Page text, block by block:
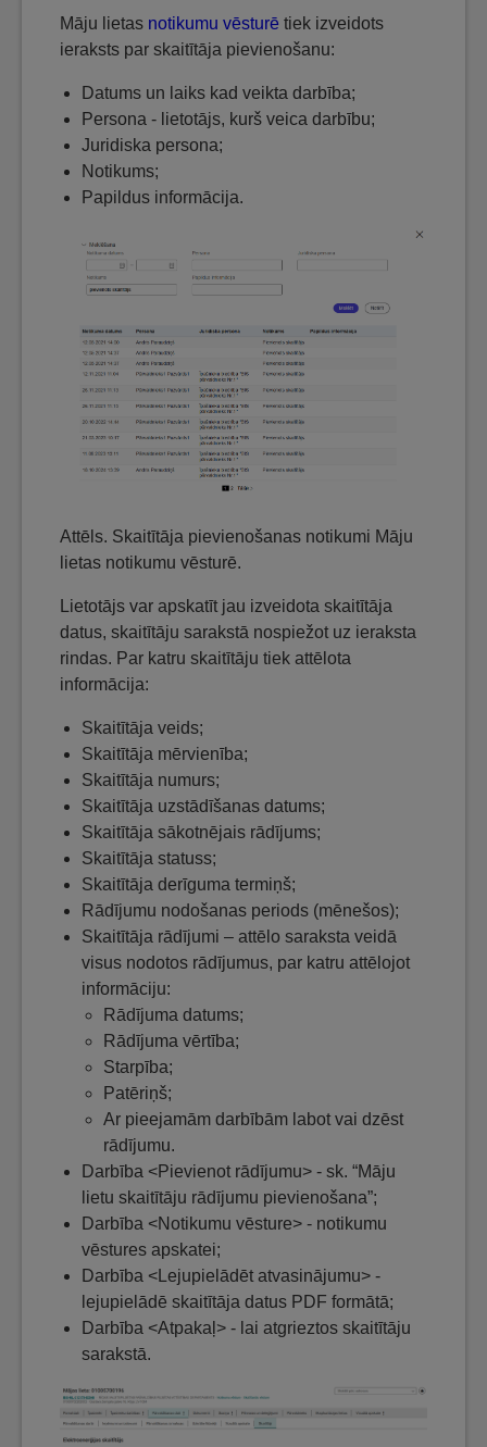
Māju lietas notikumu vēsturē tiek izveidots
ieraksts par skaitītāja pievienošanu:
Datums un laiks kad veikta darbība;
Persona - lietotājs, kurš veica darbību;
Juridiska persona;
Notikums;
Papildus informācija.
Attēls. Skaitītāja pievienošanas notikumi Māju
lietas notikumu vēsturē.
Lietotājs var apskatīt jau izveidota skaitītāja
datus, skaitītāju sarakstā nospiežot uz ieraksta
rindas. Par katru skaitītāju tiek attēlota
informācija:
Skaitītāja veids;
Skaitītāja mērvienība;
Skaitītāja numurs;
Skaitītāja uzstādīšanas datums;
Skaitītāja sākotnējais rādījums;
Skaitītāja statuss;
Skaitītāja derīguma termiņš;
Rādījumu nodošanas periods (mēnešos);
Skaitītāja rādījumi – attēlo saraksta veidā
visus nodotos rādījumus, par katru attēlojot
informāciju:
Rādījuma datums;
Rādījuma vērtība;
Starpība;
Patēriņš;
Ar pieejamām darbībām labot vai dzēst
rādījumu.
Darbība <Pievienot rādījumu> - sk. “Māju
lietu skaitītāju rādījumu pievienošana”;
Darbība <Notikumu vēsture> - notikumu
vēstures apskatei;
Darbība <Lejupielādēt atvasinājumu> -
lejupielādē skaitītāja datus PDF formātā;
Darbība <Atpakaļ> - lai atgrieztos skaitītāju
sarakstā.